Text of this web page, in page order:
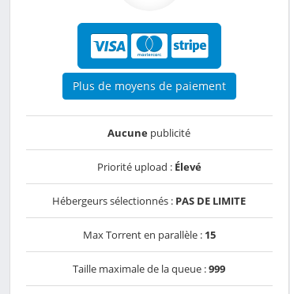
Plus de moyens de paiement
Aucune publicité
Priorité upload : Élevé
Hébergeurs sélectionnés : PAS DE LIMITE
Max Torrent en parallèle : 15
Taille maximale de la queue :999